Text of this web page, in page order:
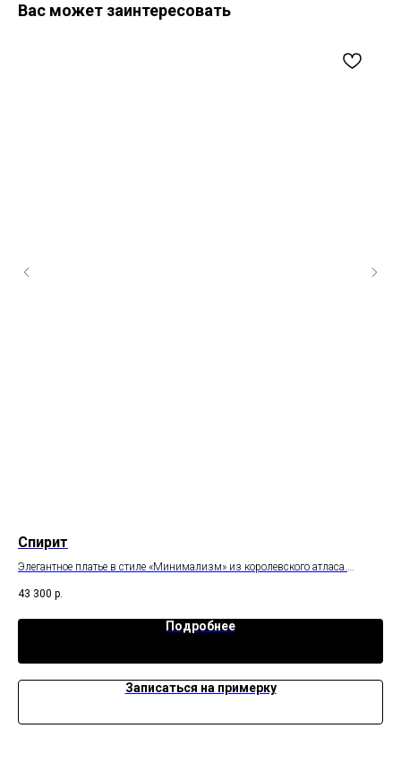
Вас может заинтересовать
Спирит
Элегантное платье в стиле «Минимализм» из королевского атласа.
43 300 р.
Подробнее
Записаться на примерку